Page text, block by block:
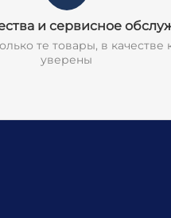
и сервисное
те товары, в качестве
уверены